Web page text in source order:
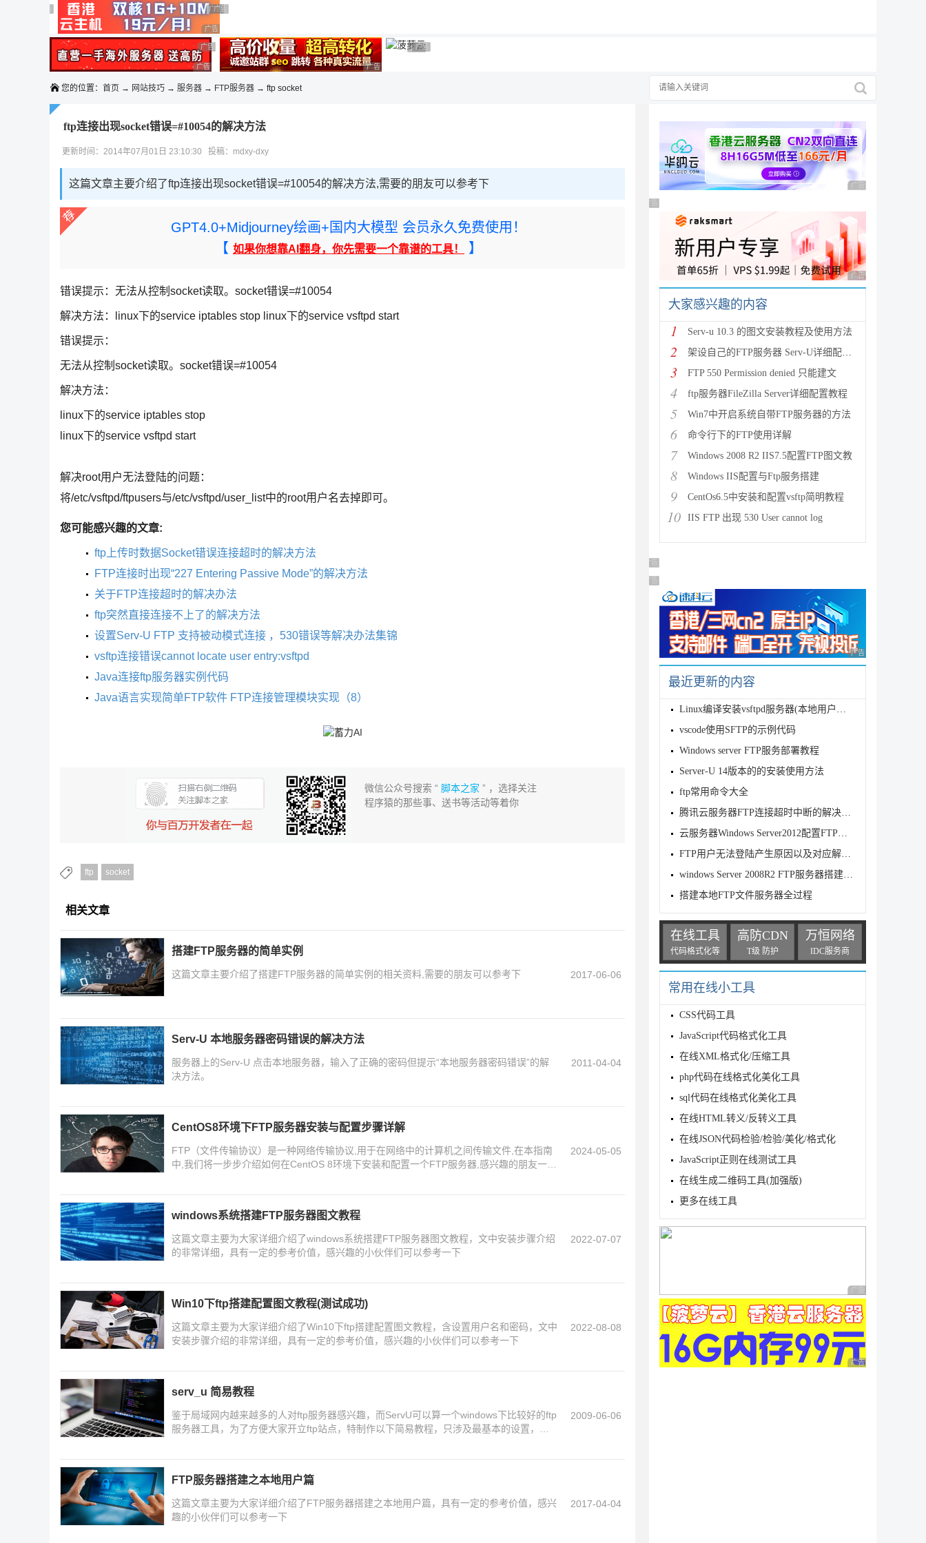
广告 商业广告，理性选择
广告 商业广告，理性选择
广告 商业广告，理性选择
广告 商业广告，理性选择
广告 商业广告，理性选择
广告 商业广告，理性选择
广告 商业广告，理性选择
广告 商业广告，理性选择
广告 商业广告，理性选择
广告 商业广告，理性选择
您的位置： 首页 → 网站技巧 → 服务器 → FTP服务器 → ftp socket
ftp连接出现socket错误=#10054的解决方法
更新时间：2014年07月01日 23:10:30 投稿：mdxy-dxy
这篇文章主要介绍了ftp连接出现socket错误=#10054的解决方法,需要的朋友可以参考下
GPT4.0+Midjourney绘画+国内大模型 会员永久免费使用！
【 如果你想靠AI翻身，你先需要一个靠谱的工具！ 】
错误提示：无法从控制socket读取。socket错误=#10054
解决方法：linux下的service iptables stop linux下的service vsftpd start
错误提示：
无法从控制socket读取。socket错误=#10054
解决方法：
linux下的service iptables stop
linux下的service vsftpd start
解决root用户无法登陆的问题：
将/etc/vsftpd/ftpusers与/etc/vsftpd/user_list中的root用户名去掉即可。
您可能感兴趣的文章:
ftp上传时数据Socket错误连接超时的解决方法
FTP连接时出现“227 Entering Passive Mode”的解决方法
关于FTP连接超时的解决办法
ftp突然直接连接不上了的解决方法
设置Serv-U FTP 支持被动模式连接 ，530错误等解决办法集锦
vsftp连接错误cannot locate user entry:vsftpd
Java连接ftp服务器实例代码
Java语言实现简单FTP软件 FTP连接管理模块实现（8）
微信公众号搜索 “脚本之家 ” ，选择关注
程序猿的那些事、送书等活动等着你
ftp socket
相关文章
搭建FTP服务器的简单实例
这篇文章主要介绍了搭建FTP服务器的简单实例的相关资料,需要的朋友可以参考下 2017-06-06
Serv-U 本地服务器密码错误的解决方法
服务器上的Serv-U 点击本地服务器，输入了正确的密码但提示“本地服务器密码错误”的解
决方法。
2011-04-04
CentOS8环境下FTP服务器安装与配置步骤详解
FTP（文件传输协议）是一种网络传输协议,用于在网络中的计算机之间传输文件,在本指南
中,我们将一步步介绍如何在CentOS 8环境下安装和配置一个FTP服务器,感兴趣的朋友一起
2024-05-05
windows系统搭建FTP服务器图文教程
这篇文章主要为大家详细介绍了windows系统搭建FTP服务器图文教程，文中安装步骤介绍
的非常详细，具有一定的参考价值，感兴趣的小伙伴们可以参考一下
2022-07-07
Win10下ftp搭建配置图文教程(测试成功)
这篇文章主要为大家详细介绍了Win10下ftp搭建配置图文教程，含设置用户名和密码，文中
安装步骤介绍的非常详细，具有一定的参考价值，感兴趣的小伙伴们可以参考一下
2022-08-08
serv_u 简易教程
鉴于局域网内越来越多的人对ftp服务器感兴趣，而ServU可以算一个windows下比较好的ftp
服务器工具，为了方便大家开立ftp站点，特制作以下简易教程，只涉及最基本的设置，以
2009-06-06
FTP服务器搭建之本地用户篇
这篇文章主要为大家详细介绍了FTP服务器搭建之本地用户篇，具有一定的参考价值，感兴
趣的小伙伴们可以参考一下
2017-04-04
广告 商业广告，理性
广告 商业广告，理性选择
广告 商业广告，理性
大家感兴趣的内容
1 Serv-u 10.3 的图文安装教程及使用方法
2 架设自己的FTP服务器 Serv-U详细配置图文教程[推荐]
3 FTP 550 Permission denied 只能建文
4 ftp服务器FileZilla Server详细配置教程
5 Win7中开启系统自带FTP服务器的方法
6 命令行下的FTP使用详解
7 Windows 2008 R2 IIS7.5配置FTP图文教
8 Windows IIS配置与Ftp服务搭建
9 CentOs6.5中安装和配置vsftp简明教程
10 IIS FTP 出现 530 User cannot log
广告 商业广告，理性选择
广告 商业广告，理性选择
广告 商业广告，理性
最近更新的内容
Linux编译安装vsftpd服务器(本地用户验证方式)
vscode使用SFTP的示例代码
Windows server FTP服务部署教程
Server-U 14版本的的安装使用方法
ftp常用命令大全
腾讯云服务器FTP连接超时中断的解决方法
云服务器Windows Server2012配置FTP服务器详细图文教程
FTP用户无法登陆产生原因以及对应解决方法
windows Server 2008R2 FTP服务器搭建图文教程
搭建本地FTP文件服务器全过程
在线工具
代码格式化等
高防CDN
T级 防护
万恒网络
IDC服务商
常用在线小工具
CSS代码工具
JavaScript代码格式化工具
在线XML格式化/压缩工具
php代码在线格式化美化工具
sql代码在线格式化美化工具
在线HTML转义/反转义工具
在线JSON代码检验/检验/美化/格式化
JavaScript正则在线测试工具
在线生成二维码工具(加强版)
更多在线工具
广告 商业广告，理性
广告 商业广告，理性